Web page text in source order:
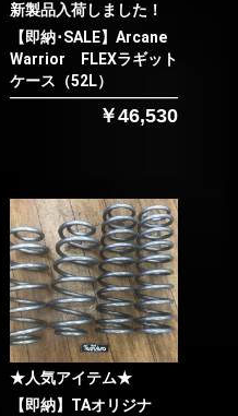
新製品入荷しました！
【即納･SALE】Arcane
Warrior FLEXラギット
ケース（52L）
￥46,530
★人気アイテム★
【即納】TAオリジナ